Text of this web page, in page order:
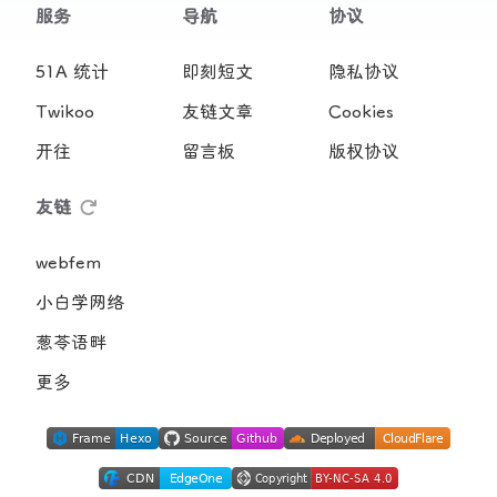
服务
51A 统计
Twikoo
开往
导航
即刻短文
友链文章
留言板
协议
隐私协议
Cookies
版权协议
友链
webfem
小白学网络
葱苓语畔
更多